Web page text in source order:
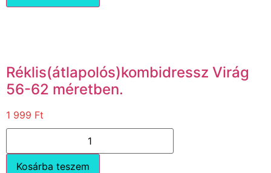
Réklis(átlapolós)kombidressz Virág
56-62 méretben.
1 999 Ft
Kosárba teszem